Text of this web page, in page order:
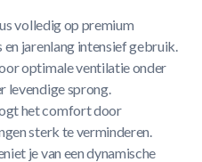
volledig op premium
jarenlang intensief gebruik.
optimale ventilatie onder
levendige sprong.
het comfort door
sterk te verminderen.
je van een dynamische